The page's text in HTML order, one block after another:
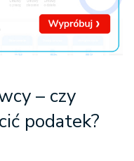
– czy
podatek?